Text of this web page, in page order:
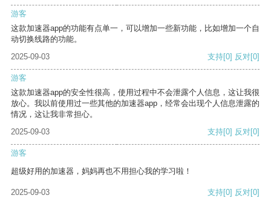
游客
这款加速器app的功能有点单一，可以增加一些新功能，比如增加一个自
动切换线路的功能。
2025-09-03
支持[0] 反对[0]
游客
这款加速器app的安全性很高，使用过程中不会泄露个人信息，这让我很
放心。我以前使用过一些其他的加速器app，经常会出现个人信息泄露的
情况，这让我非常担心。
2025-09-03
支持[0] 反对[0]
游客
超级好用的加速器，妈妈再也不用担心我的学习啦！
2025-09-03 支持[0] 反对[0]